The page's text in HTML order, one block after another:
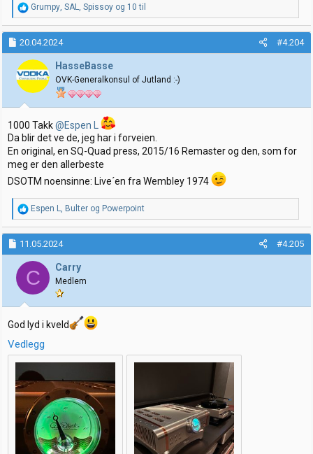
R
e
a
k
j
o
e
r
Grumpy SAL Spissoy og 10 til
20.04.2024 #4.204
HasseBasse
OVK-Generalkonsul of Jutland :-)
1000 Takk@Espen L
Da blir det ve de, jeg har i forveien.
En original, en SQ-Quad press, 2015/16 Remaster og den, som for
meg er den allerbeste
DSOTM noensinne: Live´en fra Wembley 1974
R
e
a
k
s
j
o
n
e
r
Espen L, Bulter og Powerpoint
11.05.2024 #4.205
C Carry
Medlem
God lyd i kveld
Vedlegg